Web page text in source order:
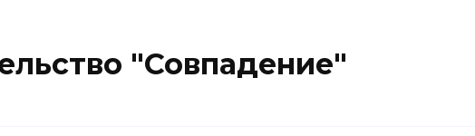
"Совпадение"